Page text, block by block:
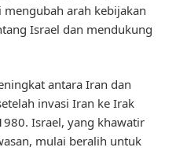
arah kebijakan
Israel dan mendukung
antara Iran dan
invasi Iran ke Irak
Israel, yang khawatir
mulai beralih untuk